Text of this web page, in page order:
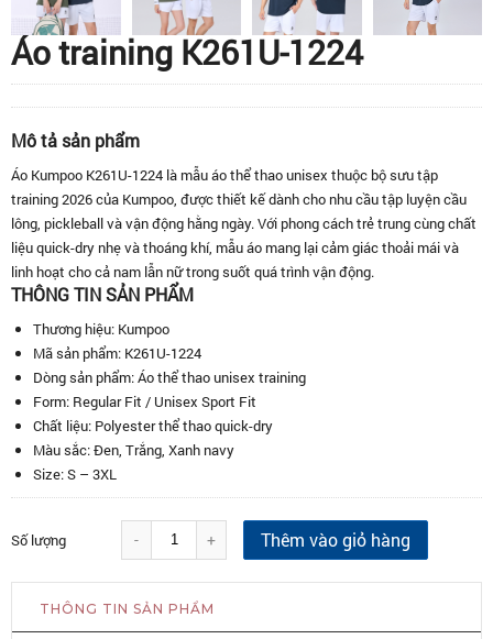
Áo training K261U-1224
Mô tả sản phẩm
Áo Kumpoo K261U-1224 là mẫu áo thể thao unisex thuộc bộ sưu tập
training 2026 của Kumpoo, được thiết kế dành cho nhu cầu tập luyện cầu
lông, pickleball và vận động hằng ngày. Với phong cách trẻ trung cùng chất
liệu quick-dry nhẹ và thoáng khí, mẫu áo mang lại cảm giác thoải mái và
linh hoạt cho cả nam lẫn nữ trong suốt quá trình vận động.
THÔNG TIN SẢN PHẨM
Thương hiệu: Kumpoo
Mã sản phẩm: K261U-1224
Dòng sản phẩm: Áo thể thao unisex training
Form: Regular Fit / Unisex Sport Fit
Chất liệu: Polyester thể thao quick-dry
Màu sắc: Đen, Trắng, Xanh navy
Size: S – 3XL
Số lượng - + Thêm vào giỏ hàng
THÔNG TIN SẢN PHẨM